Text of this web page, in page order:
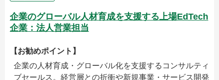
企業のグローバル人材育成を支援する上場EdTech
企業：法人営業担当
【お勧めポイント】
企業の人材育成・グローバル化を支援するコンサルティ
ブセールス。経営層との折衝や新規事業・サービス開発